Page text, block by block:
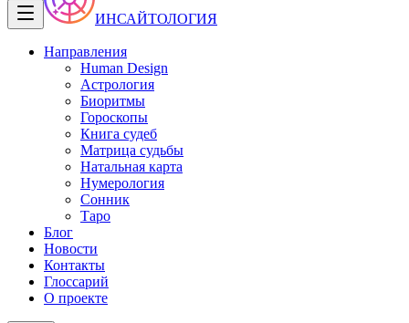
ИНСАЙТОЛОГИЯ
Направления
Human Design
Астрология
Биоритмы
Гороскопы
Книга судеб
Матрица судьбы
Натальная карта
Нумерология
Сонник
Таро
Блог
Новости
Контакты
Глоссарий
О проекте